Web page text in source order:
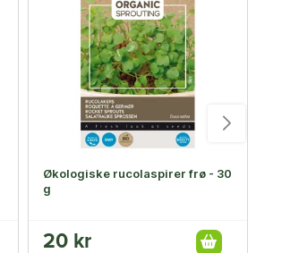
Økologiske rucolaspirer frø - 30
g
20 kr